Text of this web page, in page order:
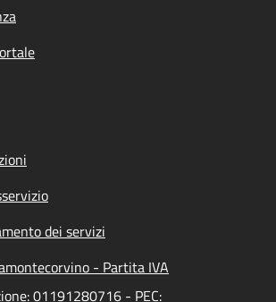
dei servizi
- Partita IVA
01191280716 - PEC: